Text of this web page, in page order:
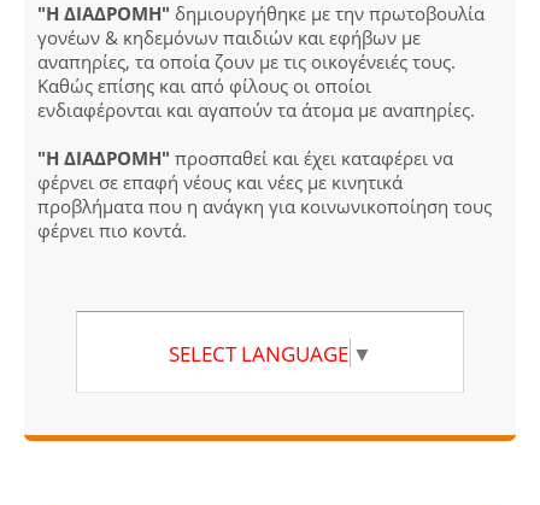
"Η ΔΙΑΔΡΟΜΗ" δημιουργήθηκε με την πρωτοβουλία
γονέων & κηδεμόνων παιδιών και εφήβων με
αναπηρίες, τα οποία ζουν με τις οικογένειές τους.
Καθώς επίσης και από φίλους οι οποίοι
ενδιαφέρονται και αγαπούν τα άτομα με αναπηρίες.
"Η ΔΙΑΔΡΟΜΗ" προσπαθεί και έχει καταφέρει να
φέρνει σε επαφή νέους και νέες με κινητικά
προβλήματα που η ανάγκη για κοινωνικοποίηση τους
φέρνει πιο κοντά.
SELECT LANGUAGE ▼